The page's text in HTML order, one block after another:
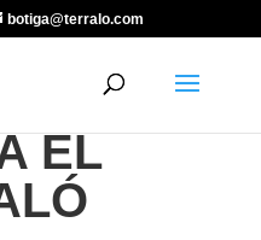
botiga@terralo.com
EL